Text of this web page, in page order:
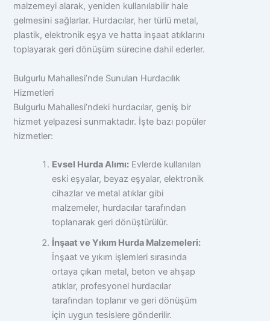
malzemeyi alarak, yeniden kullanılabilir hale
gelmesini sağlarlar. Hurdacılar, her türlü metal,
plastik, elektronik eşya ve hatta inşaat atıklarını
toplayarak geri dönüşüm sürecine dahil ederler.
Bulgurlu Mahallesi’nde Sunulan Hurdacılık
Hizmetleri
Bulgurlu Mahallesi’ndeki hurdacılar, geniş bir
hizmet yelpazesi sunmaktadır. İşte bazı popüler
hizmetler:
Evsel Hurda Alımı:Evlerde kullanılan
eski eşyalar, beyaz eşyalar, elektronik
cihazlar ve metal atıklar gibi
malzemeler, hurdacılar tarafından
toplanarak geri dönüştürülür.
İnşaat ve Yıkım Hurda Malzemeleri:
İnşaat ve yıkım işlemleri sırasında
ortaya çıkan metal, beton ve ahşap
atıklar, profesyonel hurdacılar
tarafından toplanır ve geri dönüşüm
için uygun tesislere gönderilir.